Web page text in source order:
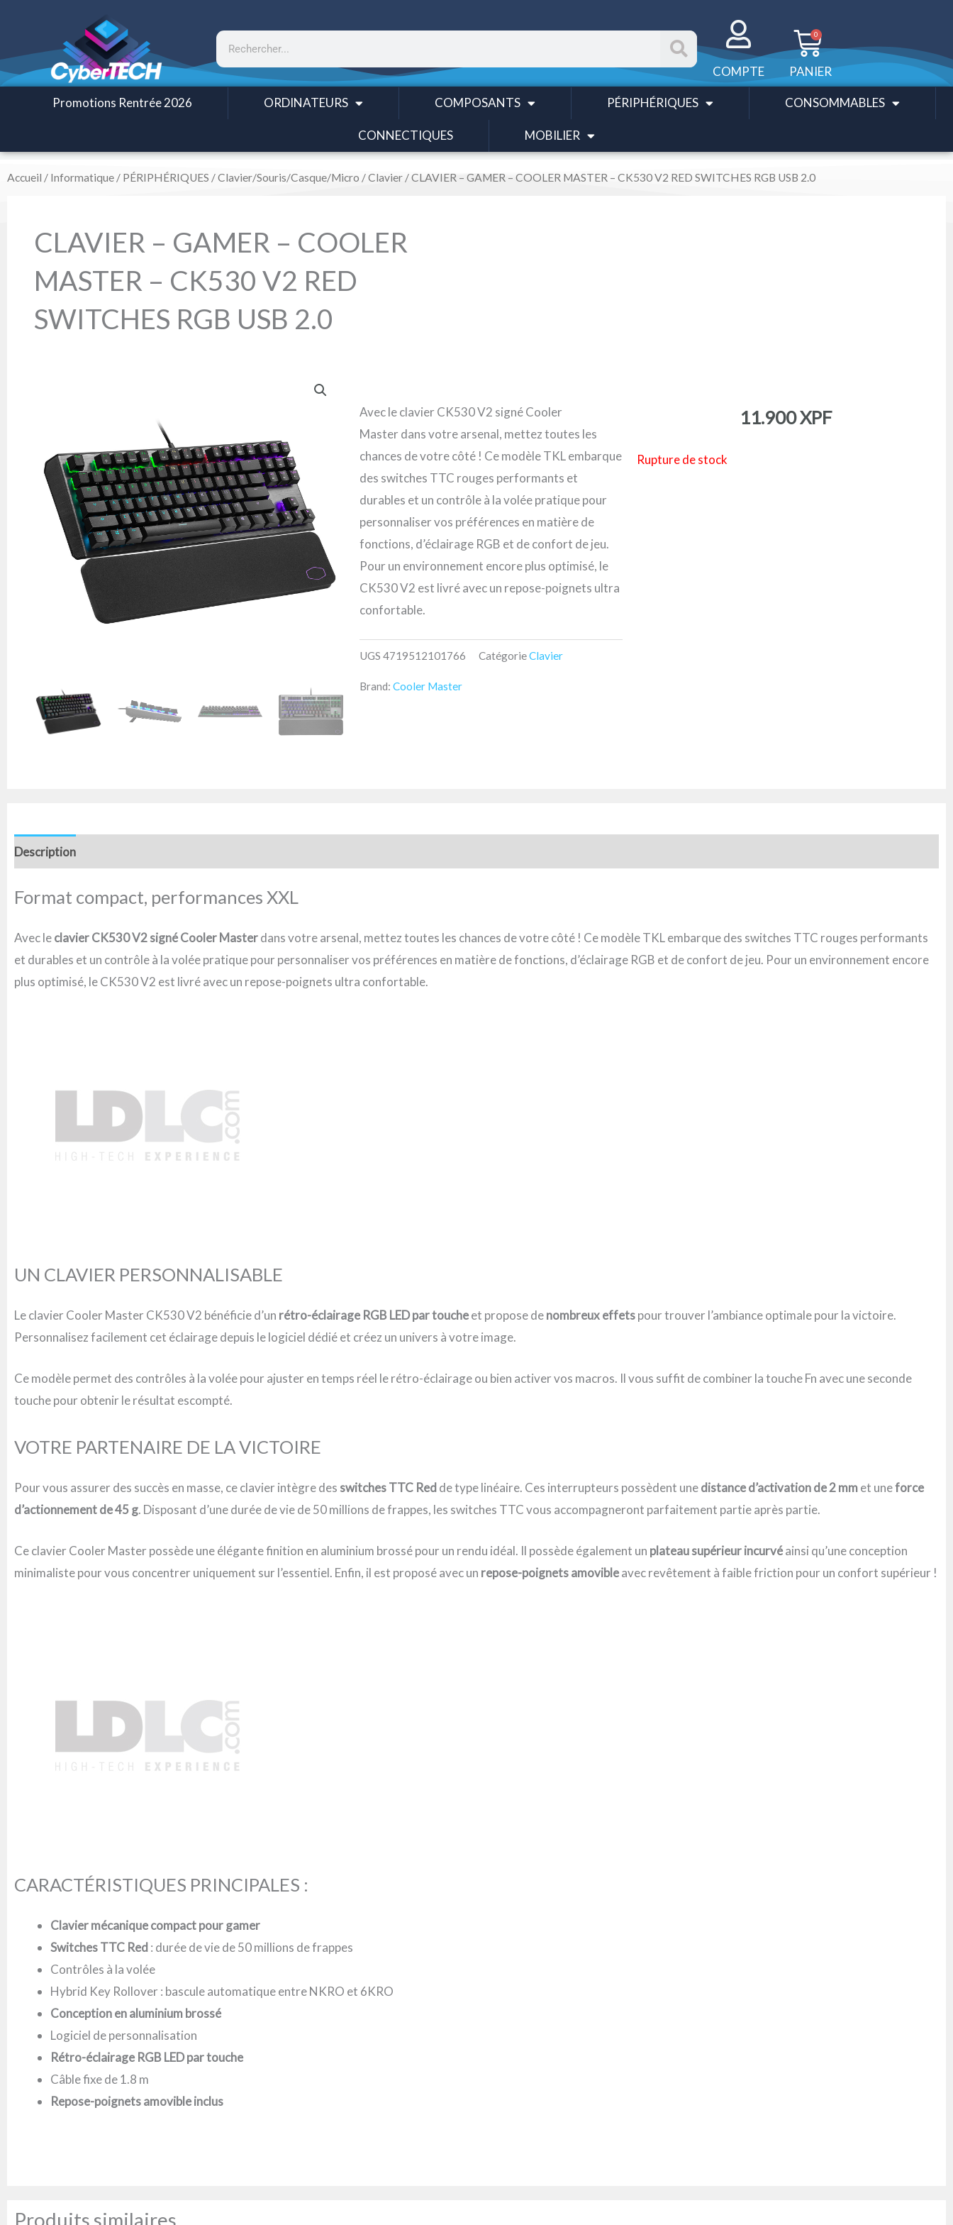
contenu
Rechercher
COMPTE
0
Panier
PANIER
Promotions Rentrée 2026 ORDINATEURS COMPOSANTS PÉRIPHÉRIQUES CONSOMMABLES
CONNECTIQUES MOBILIER
Accueil / Informatique / PÉRIPHÉRIQUES /Clavier/Souris/Casque/Micro /Clavier / CLAVIER – GAMER – COOLER MASTER – CK530 V2 RED SWITCHES RGB USB 2.0
CLAVIER – GAMER – COOLER
MASTER – CK530 V2 RED
SWITCHES RGB USB 2.0
Avec le clavier CK530 V2 signé Cooler
Master dans votre arsenal, mettez toutes les
chances de votre côté ! Ce modèle TKL embarque
des switches TTC rouges performants et
durables et un contrôle à la volée pratique pour
personnaliser vos préférences en matière de
fonctions, d’éclairage RGB et de confort de jeu.
Pour un environnement encore plus optimisé, le
CK530 V2 est livré avec un repose-poignets ultra
confortable.
UGS 4719512101766 CatégorieClavier
Brand: Cooler Master
11.900XPF
Rupture de stock
Description
Format compact, performances XXL
Avec leclavier CK530 V2 signé Cooler Masterdans votre arsenal, mettez toutes les chances de votre côté ! Ce modèle TKL embarque des switches TTC rouges performants
et durables et un contrôle à la volée pratique pour personnaliser vos préférences en matière de fonctions, d’éclairage RGB et de confort de jeu. Pour un environnement encore
plus optimisé, le CK530 V2 est livré avec un repose-poignets ultra confortable.
UN CLAVIER PERSONNALISABLE
Le clavier Cooler Master CK530 V2 bénéficie d’un rétro-éclairage RGB LED par toucheet propose denombreux effetspour trouver l’ambiance optimale pour la victoire.
Personnalisez facilement cet éclairage depuis le logiciel dédié et créez un univers à votre image.
Ce modèle permet des contrôles à la volée pour ajuster en temps réel le rétro-éclairage ou bien activer vos macros. Il vous suffit de combiner la touche Fn avec une seconde
touche pour obtenir le résultat escompté.
VOTRE PARTENAIRE DE LA VICTOIRE
Pour vous assurer des succès en masse, ce clavier intègre des switches TTC Red de type linéaire. Ces interrupteurs possèdent unedistance d’activation de 2 mmet uneforce
d’actionnement de 45 g. Disposant d’une durée de vie de 50 millions de frappes, les switches TTC vous accompagneront parfaitement partie après partie.
Ce clavier Cooler Master possède une élégante finition en aluminium brossé pour un rendu idéal. Il possède également un plateau supérieur incurvéainsi qu’une conception
minimaliste pour vous concentrer uniquement sur l’essentiel. Enfin, il est proposé avec un repose-poignets amovibleavec revêtement à faible friction pour un confort supérieur !
CARACTÉRISTIQUES PRINCIPALES :
Clavier mécanique compact pour gamer
Switches TTC Red : durée de vie de 50 millions de frappes
Contrôles à la volée
Hybrid Key Rollover : bascule automatique entre NKRO et 6KRO
Conception en aluminium brossé
Logiciel de personnalisation
Rétro-éclairage RGB LED par touche
Câble fixe de 1.8 m
Repose-poignets amovible inclus
Produits similaires